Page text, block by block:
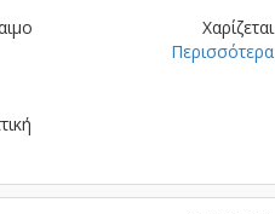
Χαρίζεται
Περισσότερα